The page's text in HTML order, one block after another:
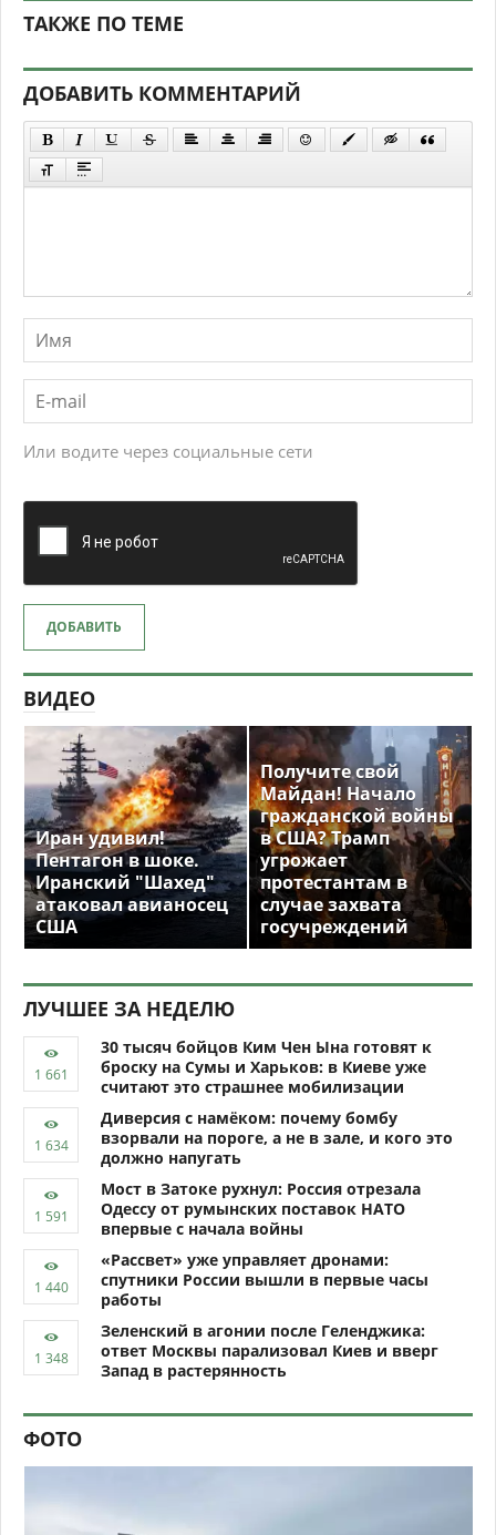
ТАКЖЕ ПО ТЕМЕ
ДОБАВИТЬ КОММЕНТАРИЙ
Или водите через социальные сети
ДОБАВИТЬ
ВИДЕО
Иран удивил!
Пентагон в шоке.
Иранский "Шахед"
атаковал авианосец
США
Получите свой
Майдан! Начало
гражданской войны
в США? Трамп
угрожает
протестантам в
случае захвата
госучреждений
ЛУЧШЕЕ ЗА НЕДЕЛЮ
30 тысяч бойцов Ким Чен Ына готовят к
броску на Сумы и Харьков: в Киеве уже
считают это страшнее мобилизации
Диверсия с намёком: почему бомбу
взорвали на пороге, а не в зале, и кого это
должно напугать
Мост в Затоке рухнул: Россия отрезала
Одессу от румынских поставок НАТО
впервые с начала войны
«Рассвет» уже управляет дронами:
спутники России вышли в первые часы
работы
Зеленский в агонии после Геленджика:
ответ Москвы парализовал Киев и вверг
Запад в растерянность
ФОТО